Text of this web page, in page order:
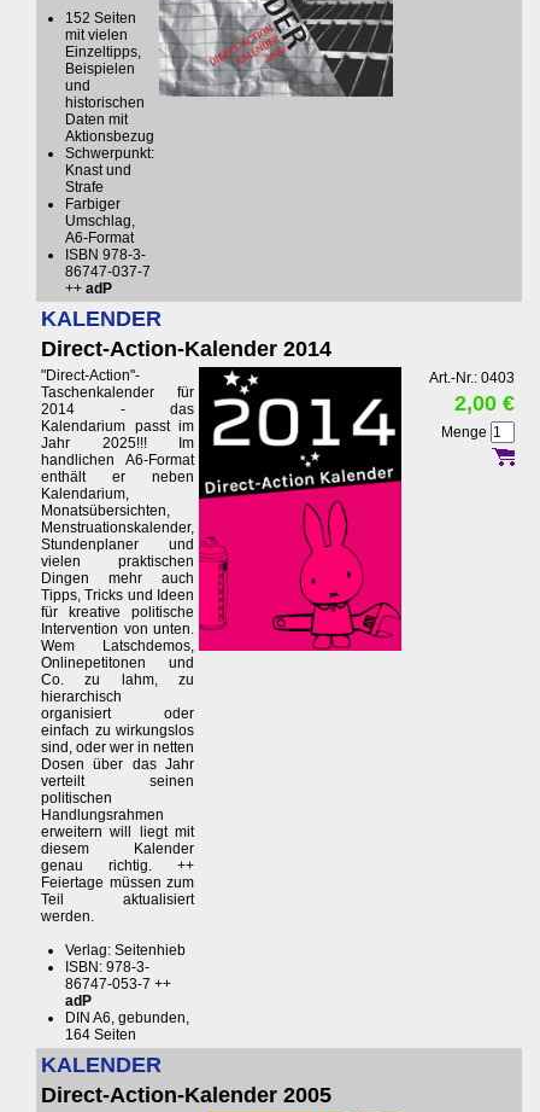
152 Seiten
mit vielen
Einzeltipps,
Beispielen
und
historischen
Daten mit
Aktionsbezug
Schwerpunkt:
Knast und
Strafe
Farbiger
Umschlag,
A6-Format
ISBN 978-3-
86747-037-7
++ adP
KALENDER
Direct-Action-Kalender 2014
"Direct-Action"-
Taschenkalender für
2014 - das
Kalendarium passt im
Jahr 2025!!! Im
handlichen A6-Format
enthält er neben
Kalendarium,
Monatsübersichten,
Menstruationskalender,
Stundenplaner und
vielen praktischen
Dingen mehr auch
Tipps, Tricks und Ideen
für kreative politische
Intervention von unten.
Wem Latschdemos,
Onlinepetitonen und
Co. zu lahm, zu
hierarchisch
organisiert oder
einfach zu wirkungslos
sind, oder wer in netten
Dosen über das Jahr
verteilt seinen
politischen
Handlungsrahmen
erweitern will liegt mit
diesem Kalender
genau richtig. ++
Feiertage müssen zum
Teil aktualisiert
werden.
Verlag: Seitenhieb
ISBN: 978-3-
86747-053-7 ++
adP
DIN A6, gebunden,
164 Seiten
Art.-Nr.: 0403
2,00 €
Menge
KALENDER
Direct-Action-Kalender 2005